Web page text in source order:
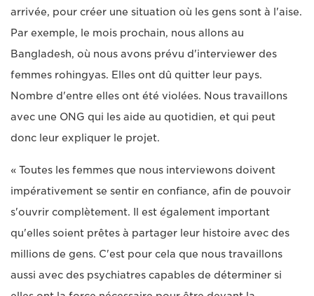
arrivée, pour créer une situation où les gens sont à l'aise.
Par exemple, le mois prochain, nous allons au
Bangladesh, où nous avons prévu d'interviewer des
femmes rohingyas. Elles ont dû quitter leur pays.
Nombre d'entre elles ont été violées. Nous travaillons
avec une ONG qui les aide au quotidien, et qui peut
donc leur expliquer le projet.
« Toutes les femmes que nous interviewons doivent
impérativement se sentir en confiance, afin de pouvoir
s'ouvrir complètement. Il est également important
qu'elles soient prêtes à partager leur histoire avec des
millions de gens. C'est pour cela que nous travaillons
aussi avec des psychiatres capables de déterminer si